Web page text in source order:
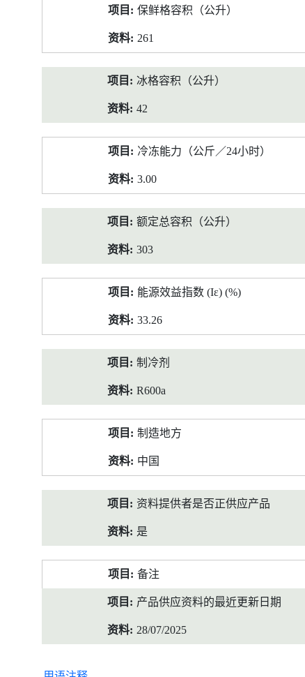
保鲜格容积（公升）
261
冰格容积（公升）
42
冷冻能力（公斤／24小时）
3.00
额定总容积（公升）
303
能源效益指数 (Iε) (%)
33.26
制冷剂
R600a
制造地方
中国
资料提供者是否正供应产品
是
备注
产品供应资料的最近更新日期
28/07/2025